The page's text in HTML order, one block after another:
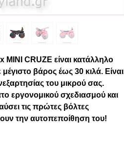
CRUZE είναι κατάλληλο
βάρος έως 30 κιλά. Είναι
του μικρού σας.
εργονομικού σχεδιασμού και
τις πρώτες βόλτες
την αυτοπεποίθηση του!